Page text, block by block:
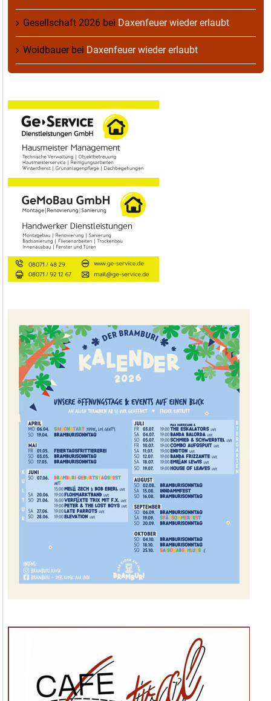
Gesellschaft 2026 bei Daxenfeuer wieder erlaubt
Woidbauerbei Daxenfeuer wieder erlaubt